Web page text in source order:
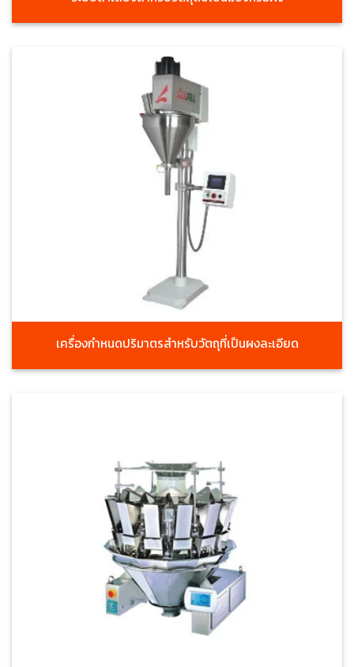
เครื่องกำหนดปริมาตรสำหรับวัตถุที่เป็นผงละเอียด